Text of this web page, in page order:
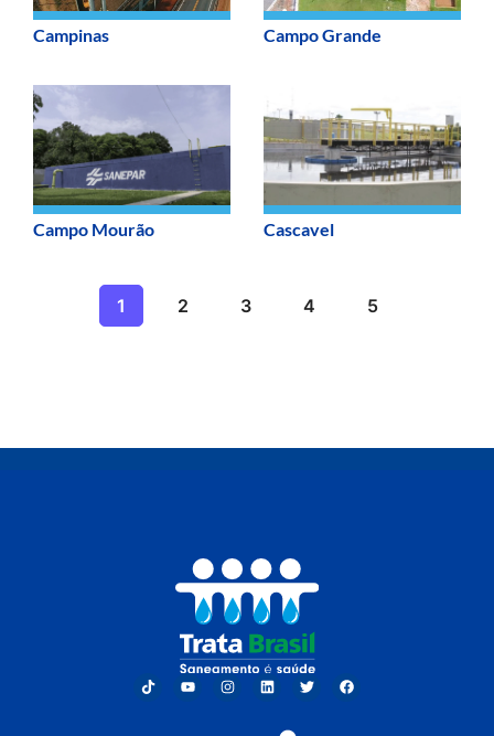
Campinas Campo Grande
Campo Mourão Cascavel
1 2 3 4 5